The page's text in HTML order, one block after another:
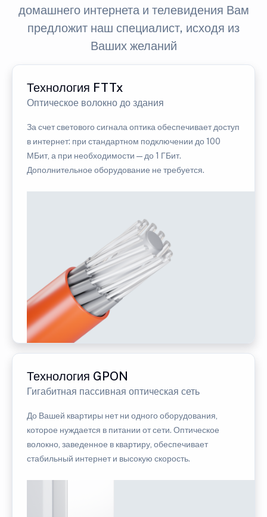
домашнего интернета и телевидения Вам
предложит наш специалист, исходя из
Ваших желаний
Технология FTTx
Оптическое волокно до здания
За счет светового сигнала оптика обеспечивает доступ
в интернет: при стандартном подключении до 100
МБит, а при необходимости — до 1 ГБит.
Дополнительное оборудование не требуется.
Технология GPON
Гигабитная пассивная оптическая сеть
До Вашей квартиры нет ни одного оборудования,
которое нуждается в питании от сети. Оптическое
волокно, заведенное в квартиру, обеспечивает
стабильный интернет и высокую скорость.